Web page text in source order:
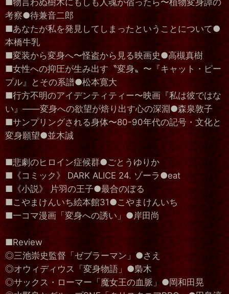
考察●待兼音二郎
■あなたが私を発見してしまったということについて●
本橋牛乳
■変装から変身へ〜怪盗から見る映画史●高槻真樹
■女性への抑圧が生み出す〝変身〟〜『キャット・ピー
プル』とその系譜●松本寛大
■行方不明のアイデンティティー〜映画『私は彼ではな
い』――変身への欲望が焙り出す心の深淵●森泉敦子
■サンプリングされる身体〜80-90年代の記号・文化と
変身願望●並木誠
■悲劇のヒロイン症候群●ごとうゆりか
■《コミック》 DARK ALICE 24. ゾーラ●eat
■《小説》 片羽の王子●最合のぼる
■こやまけんいち絵本館31●こやまけんいち
■一コマ漫画「変身への誘い」●岸田尚
■Review
◎三池崇史監督「ゼブラーマン」●さえ
◎オウィディウス「変身物語」●梟木
◎サックス・ローマー「魔女王の血脈」●岡和田晃